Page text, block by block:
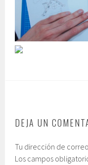
DEJA UN
Tu dirección de
Los campos